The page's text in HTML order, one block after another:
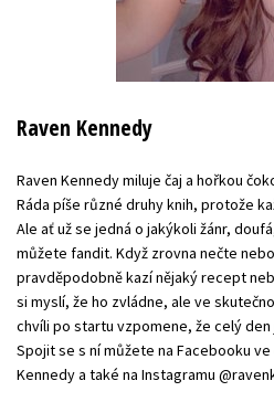
Raven Kennedy
Raven Kennedy miluje čaj a hořkou
Ráda píše různé druhy knih, protože
Ale ať už se jedná o jakýkoli žánr,
můžete fandit. Když zrovna nečte
pravděpodobně kazí nějaký recept
si myslí, že ho zvládne, ale ve
chvíli po startu vzpomene, že celý den
Spojit se s ní můžete na Facebooku
Kennedy a také na Instagramu